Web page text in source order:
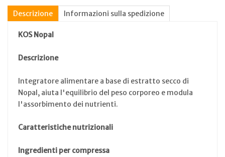
Descrizione Informazioni sulla spedizione
KOSNopal
Descrizione
Integratore alimentare a base di estratto secco di
Nopal, aiuta l'equilibrio del peso corporeo e modula
l'assorbimento dei nutrienti.
Caratteristiche nutrizionali
Ingredienti per compressa